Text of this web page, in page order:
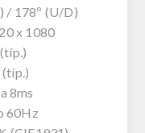
/ 178º (U/D)
x 1080
8ms
60Hz